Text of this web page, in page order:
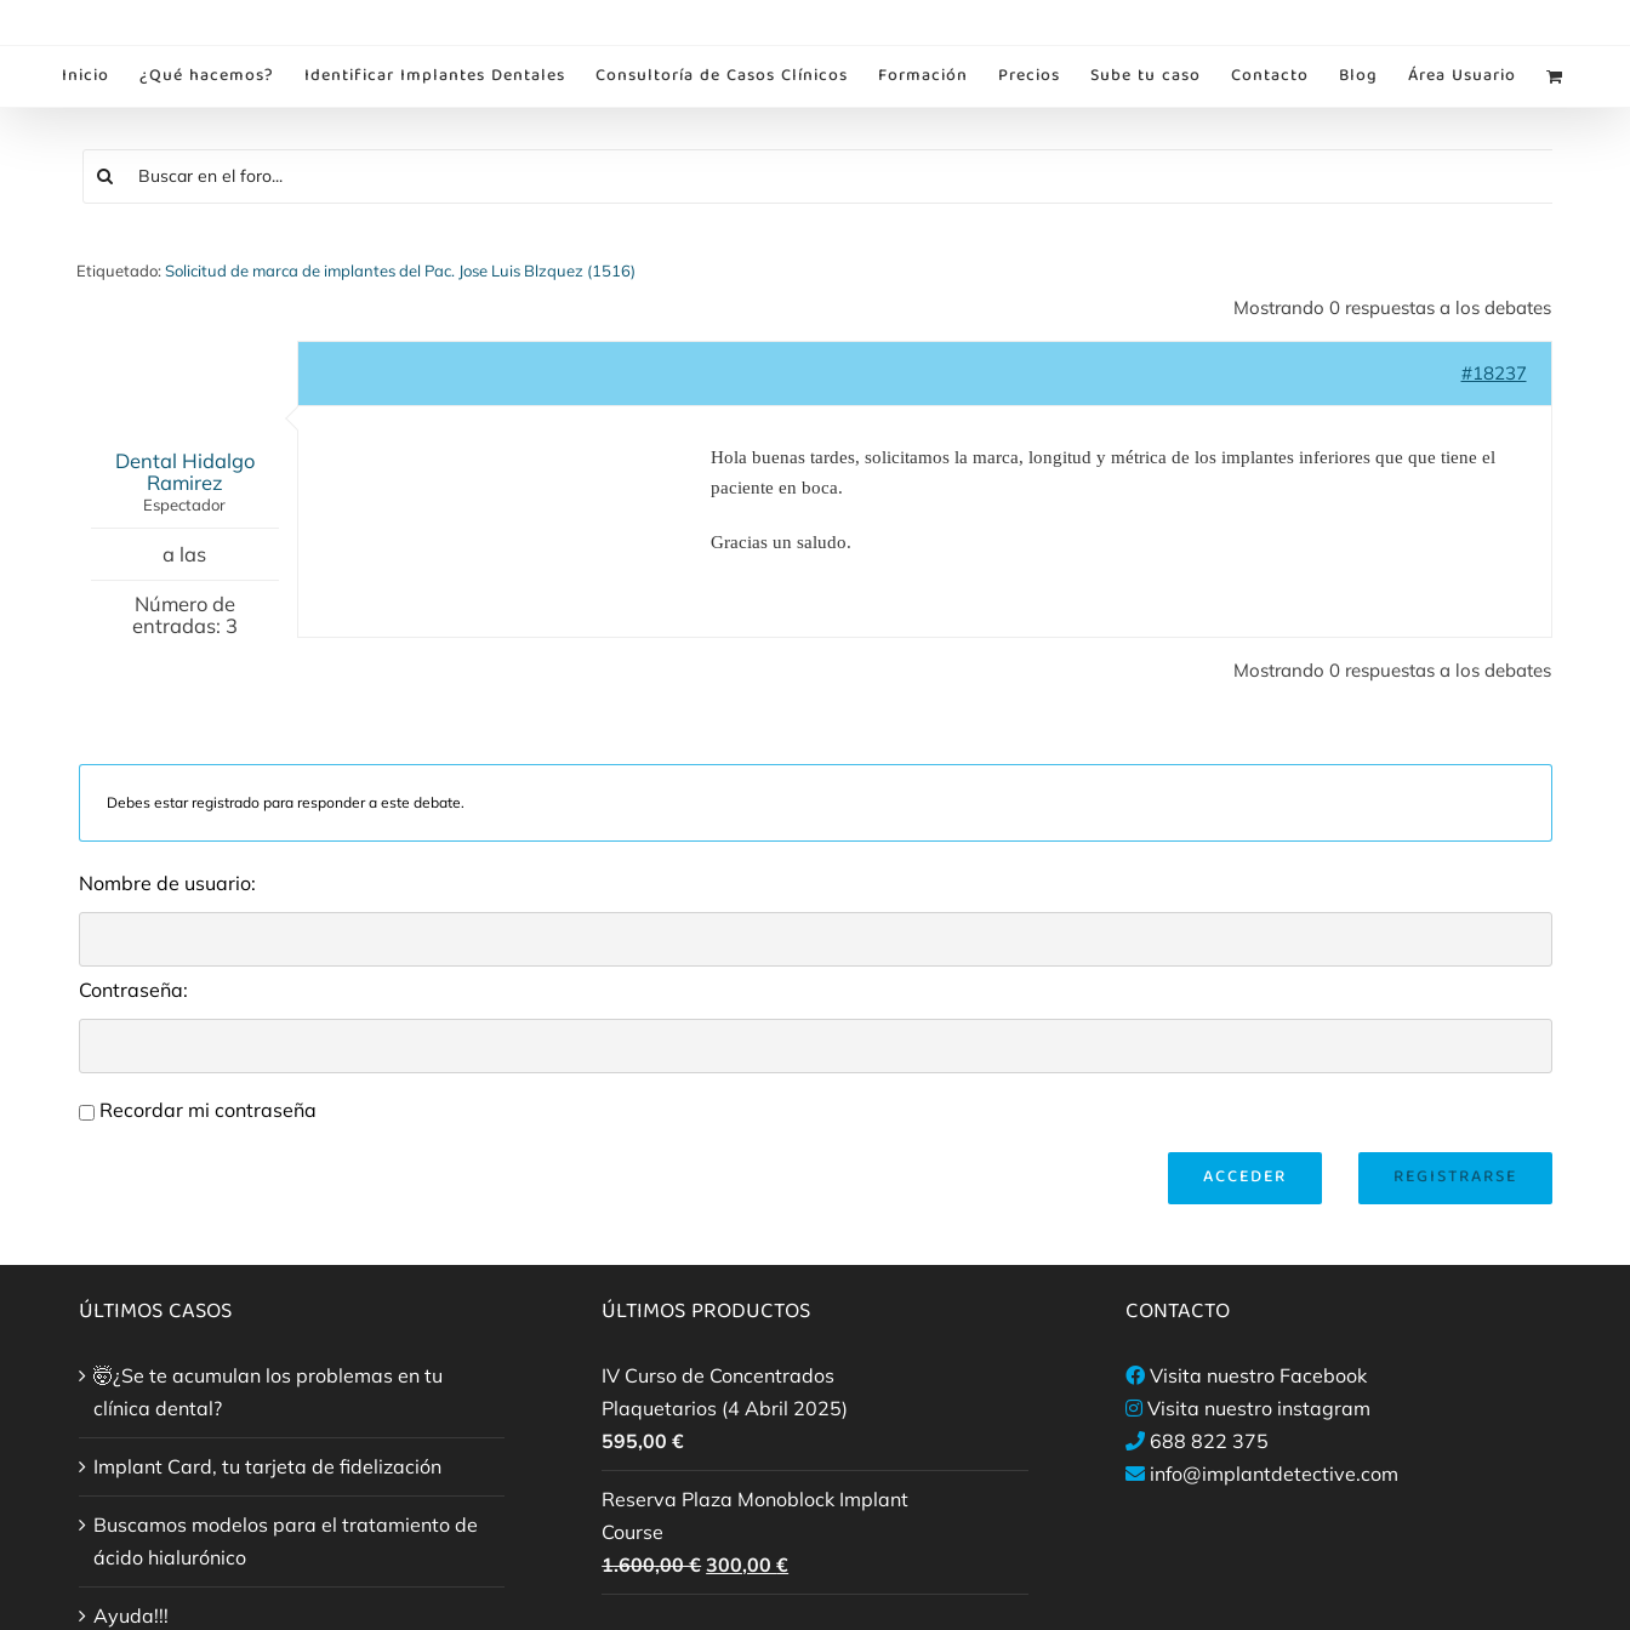
contenidoInicio ¿Qué hacemos? Identificar Implantes Dentales Consultoría de Casos Clínicos Formación Precios Sube tu caso Contacto Blog Área Usuario
Etiquetado:Solicitud de marca de implantes del Pac. Jose Luis Blzquez (1516)
Mostrando 0 respuestas a los debates
Dental Hidalgo
Ramirez
Espectador
a las
Número de
entradas: 3
#18237
Hola buenas tardes, solicitamos la marca, longitud y métrica de los implantes inferiores que que tiene el
paciente en boca.
Gracias un saludo.
Mostrando 0 respuestas a los debates
Debes estar registrado para responder a este debate.
Nombre de usuario:
Contraseña:
Recordar mi contraseña
REGISTRARSE
ACCEDER
ÚLTIMOS CASOS
🤯¿Se te acumulan los problemas en tu
clínica dental?
Implant Card, tu tarjeta de fidelización
Buscamos modelos para el tratamiento de
ácido hialurónico
Ayuda!!!
ÚLTIMOS PRODUCTOS
IV Curso de Concentrados
Plaquetarios (4 Abril 2025)
595,00€
Reserva Plaza Monoblock Implant
Course
1.600,00€El
precio
300,00€El
precio
CONTACTO
Visita nuestro Facebook
Visita nuestro instagram
688 822 375
info@implantdetective.com